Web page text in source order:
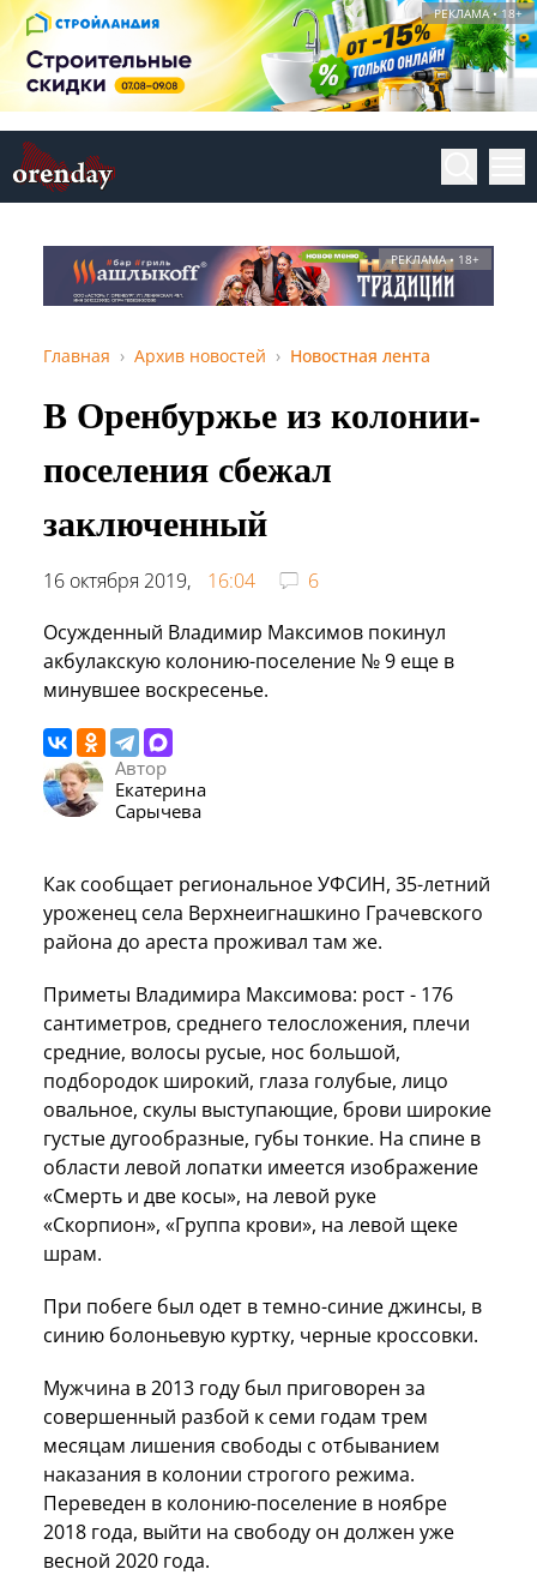
РЕКЛАМА • 18+
РЕКЛАМА • 18+
Главная Архив новостей Новостная лента
В Оренбуржье из колонии-
поселения сбежал
заключенный
16 октября 2019, 16:04
6
Осужденный Владимир Максимов покинул
акбулакскую колонию-поселение № 9 еще в
минувшее воскресенье.
Автор
Екатерина
Сарычева
Как сообщает региональное УФСИН, 35-летний
уроженец села Верхнеигнашкино Грачевского
района до ареста проживал там же.
Приметы Владимира Максимова: рост - 176
сантиметров, среднего телосложения, плечи
средние, волосы русые, нос большой,
подбородок широкий, глаза голубые, лицо
овальное, скулы выступающие, брови широкие
густые дугообразные, губы тонкие. На спине в
области левой лопатки имеется изображение
«Смерть и две косы», на левой руке
«Скорпион», «Группа крови», на левой щеке
шрам.
При побеге был одет в темно-синие джинсы, в
синию болоньевую куртку, черные кроссовки.
Мужчина в 2013 году был приговорен за
совершенный разбой к семи годам трем
месяцам лишения свободы с отбыванием
наказания в колонии строгого режима.
Переведен в колонию-поселение в ноябре
2018 года, выйти на свободу он должен уже
весной 2020 года.